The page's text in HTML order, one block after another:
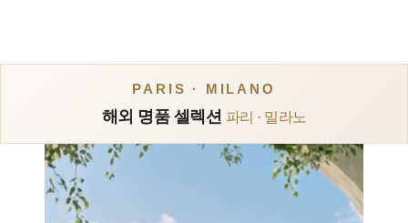
PARIS · MILANO
해외 명품 셀렉션 파리 · 밀라노